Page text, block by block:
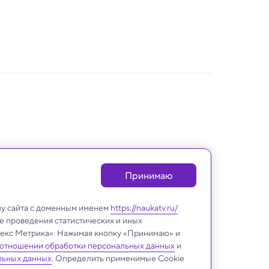
Археология
Принимаю
сайта с доменным именем https://naukatv.ru/
статистических и иных
Метрика». Нажимая кнопку «Принимаю» и
обработки персональных данных и
данных. Определить применимые Cookie